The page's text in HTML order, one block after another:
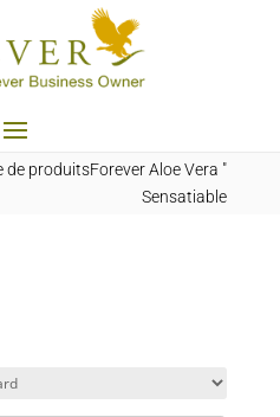
de produitsForever Aloe Vera "
Sensatiable